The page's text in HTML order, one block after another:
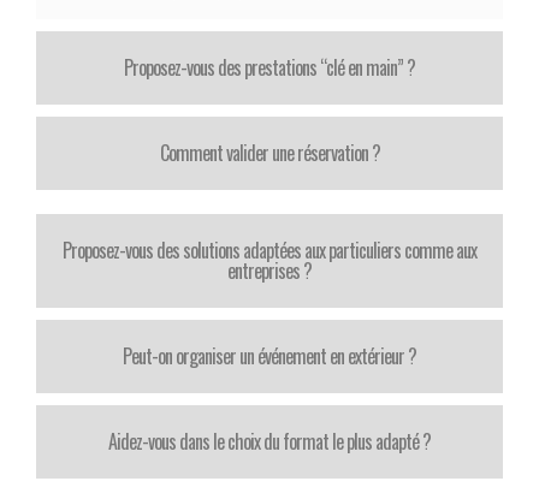
Proposez-vous des prestations “clé en main” ?
Comment valider une réservation ?
Proposez-vous des solutions adaptées aux particuliers comme aux
entreprises ?
Peut-on organiser un événement en extérieur ?
Aidez-vous dans le choix du format le plus adapté ?